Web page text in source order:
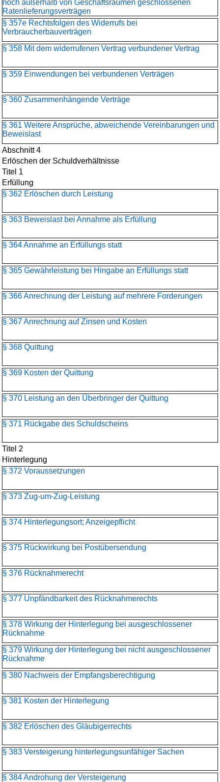
noch außerhalb von Geschäftsräumen geschlossenen
Ratenlieferungsverträgen
§ 357e Rechtsfolgen des Widerrufs bei
Verbraucherbauverträgen
§ 358 Mit dem widerrufenen Vertrag verbundener Vertrag
§ 359 Einwendungen bei verbundenen Verträgen
§ 360 Zusammenhängende Verträge
§ 361 Weitere Ansprüche, abweichende Vereinbarungen und
Beweislast
Abschnitt 4
Erlöschen der Schuldverhältnisse
Titel 1
Erfüllung
§ 362 Erlöschen durch Leistung
§ 363 Beweislast bei Annahme als Erfüllung
§ 364 Annahme an Erfüllungs statt
§ 365 Gewährleistung bei Hingabe an Erfüllungs statt
§ 366 Anrechnung der Leistung auf mehrere Forderungen
§ 367 Anrechnung auf Zinsen und Kosten
§ 368 Quittung
§ 369 Kosten der Quittung
§ 370 Leistung an den Überbringer der Quittung
§ 371 Rückgabe des Schuldscheins
Titel 2
Hinterlegung
§ 372 Voraussetzungen
§ 373 Zug-um-Zug-Leistung
§ 374 Hinterlegungsort; Anzeigepflicht
§ 375 Rückwirkung bei Postübersendung
§ 376 Rücknahmerecht
§ 377 Unpfändbarkeit des Rücknahmerechts
§ 378 Wirkung der Hinterlegung bei ausgeschlossener
Rücknahme
§ 379 Wirkung der Hinterlegung bei nicht ausgeschlossener
Rücknahme
§ 380 Nachweis der Empfangsberechtigung
§ 381 Kosten der Hinterlegung
§ 382 Erlöschen des Gläubigerrechts
§ 383 Versteigerung hinterlegungsunfähiger Sachen
§ 384 Androhung der Versteigerung